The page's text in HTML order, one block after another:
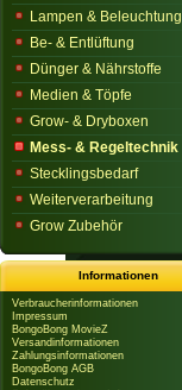
Lampen & Beleuchtung
Be- & Entlüftung
Dünger & Nährstoffe
Medien & Töpfe
Grow- & Dryboxen
Mess- & Regeltechnik
Stecklingsbedarf
Weiterverarbeitung
Grow Zubehör
Informationen
Verbraucherinformationen
Impressum
BongoBong MovieZ
Versandinformationen
Zahlungsinformationen
BongoBong AGB
Datenschutz